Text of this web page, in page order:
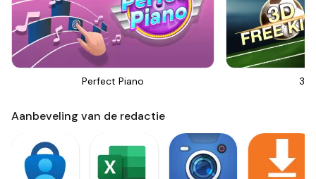
Perfect Piano 3D
Aanbeveling van de redactie